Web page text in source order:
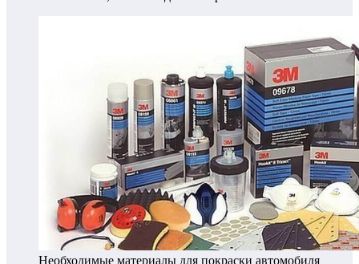
Необходимые материалы для покраски автомобиля